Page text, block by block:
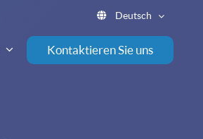
Deutsch
Kontaktieren Sie uns